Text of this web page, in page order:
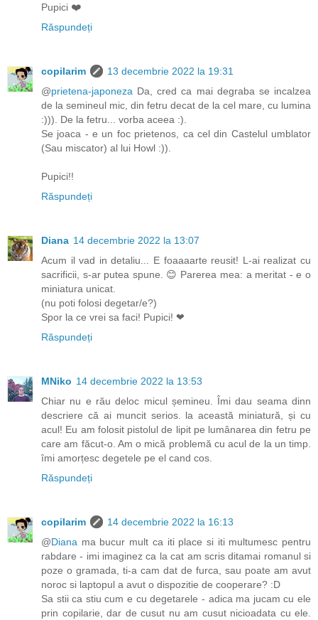
Pupici ❤️
Răspundeți
copilarim
13 decembrie 2022 la 19:31
@prietena-japoneza Da, cred ca mai degraba se incalzea
de la semineul mic, din fetru decat de la cel mare, cu lumina
:))). De la fetru... vorba aceea :).
Se joaca - e un foc prietenos, ca cel din Castelul umblator
(Sau miscator) al lui Howl :)).
Pupici!!
Răspundeți
Diana 14 decembrie 2022 la 13:07
Acum il vad in detaliu... E foaaaarte reusit! L-ai realizat cu
sacrificii, s-ar putea spune. 😊 Parerea mea: a meritat - e o
miniatura unicat.
(nu poti folosi degetar/e?)
Spor la ce vrei sa faci! Pupici! ❤
Răspundeți
MNiko 14 decembrie 2022 la 13:53
Chiar nu e rău deloc micul șemineu. Îmi dau seama dinn
descriere că ai muncit serios. la această miniatură, și cu
acul! Eu am folosit pistolul de lipit pe lumânarea din fetru pe
care am făcut-o. Am o mică problemă cu acul de la un timp.
îmi amorțesc degetele pe el cand cos.
Răspundeți
copilarim
14 decembrie 2022 la 16:13
@Diana ma bucur mult ca iti place si iti multumesc pentru
rabdare - imi imaginez ca la cat am scris ditamai romanul si
poze o gramada, ti-a cam dat de furca, sau poate am avut
noroc si laptopul a avut o dispozitie de cooperare? :D
Sa stii ca stiu cum e cu degetarele - adica ma jucam cu ele
prin copilarie, dar de cusut nu am cusut nicioadata cu ele.